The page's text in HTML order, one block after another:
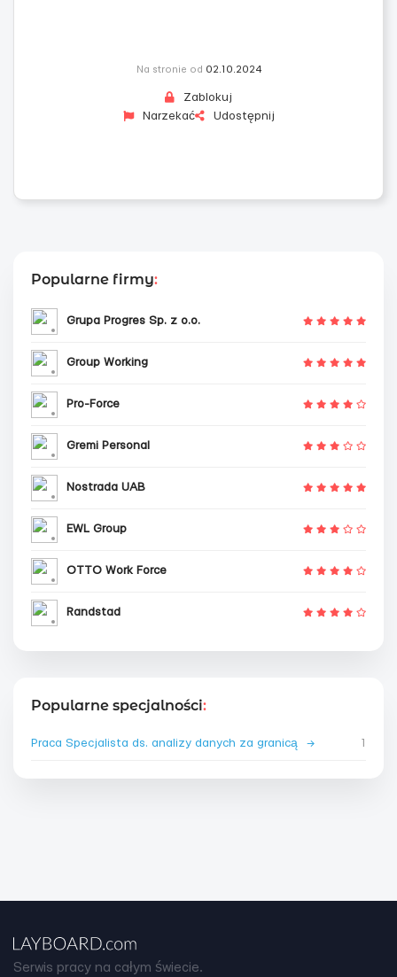
Na stronie od 02.10.2024
Zablokuj
Narzekać
Udostępnij
Popularne firmy:
Grupa Progres Sp. z o.o.
Group Working
Pro-Force
Gremi Personal
Nostrada UAB
EWL Group
OTTO Work Force
Randstad
Popularne specjalności:
Praca Specjalista ds. analizy danych za granicą → 1
Serwis pracy na całym świecie.